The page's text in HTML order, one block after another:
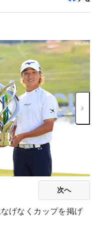
次へ
げなくカップを掲げ